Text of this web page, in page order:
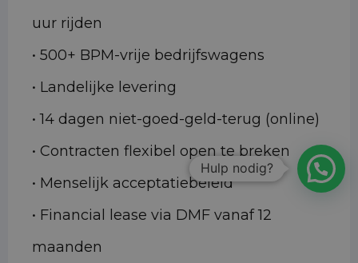
uur rijden
• 500+ BPM-vrije bedrijfswagens
• Landelijke levering
• 14 dagen niet-goed-geld-terug (online)
• Contracten flexibel open te breken
• Menselijk acceptatiebeleid
• Financial lease via DMF vanaf 12
maanden
Hulp nodig?